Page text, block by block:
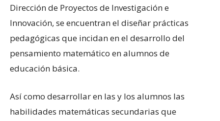
Dirección de Proyectos de Investigación e
Innovación, se encuentran el diseñar prácticas
pedagógicas que incidan en el desarrollo del
pensamiento matemático en alumnos de
educación básica.
Así como desarrollar en las y los alumnos las
habilidades matemáticas secundarias que